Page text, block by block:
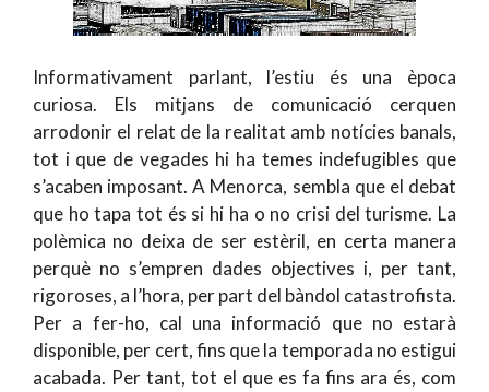
Informativament parlant, l’estiu és una època
curiosa. Els mitjans de comunicació cerquen
arrodonir el relat de la realitat amb notícies banals,
tot i que de vegades hi ha temes indefugibles que
s’acaben imposant. A Menorca, sembla que el debat
que ho tapa tot és si hi ha o no crisi del turisme. La
polèmica no deixa de ser estèril, en certa manera
perquè no s’empren dades objectives i, per tant,
rigoroses, a l’hora, per part del bàndol catastrofista.
Per a fer-ho, cal una informació que no estarà
disponible, per cert, fins que la temporada no estigui
acabada. Per tant, tot el que es fa fins ara és, com